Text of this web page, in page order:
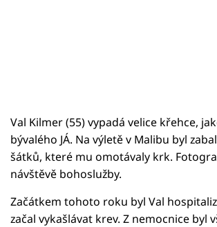
Val Kilmer (55) vypadá velice křehce,
bývalého JÁ. Na výletě v Malibu byl
šátků, které mu omotávaly krk.
návštěvě bohoslužby.
Začátkem tohoto roku byl Val
začal vykašlávat krev. Z nemocnice byl